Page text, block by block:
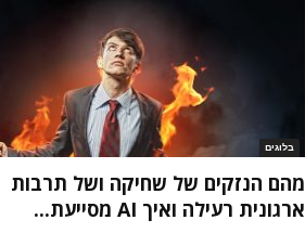
בלוגים
מהם הנזקים של שחיקה ושל תרבות
ארגונית רעילה ואיך AI מסייעת...